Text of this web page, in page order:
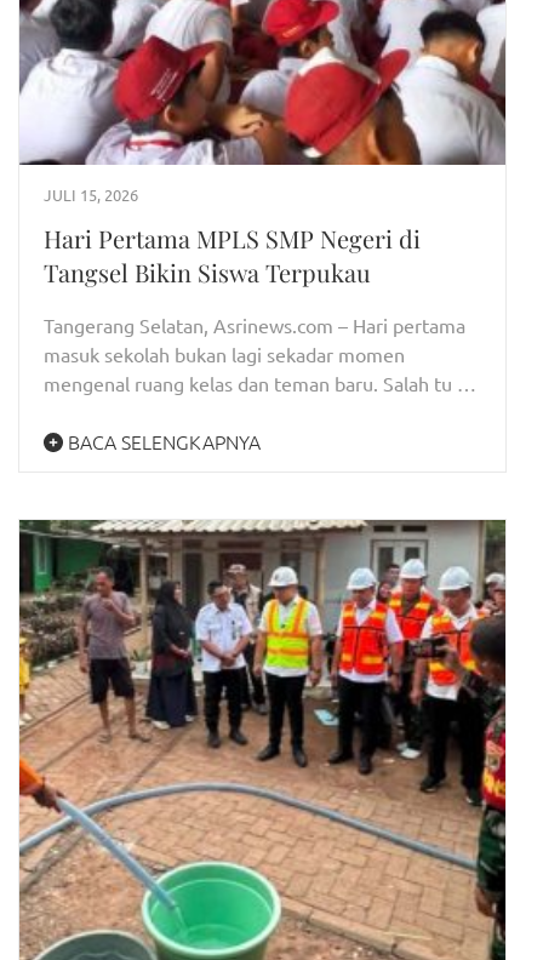
JULI 15, 2026
Hari Pertama MPLS SMP Negeri di
Tangsel Bikin Siswa Terpukau
Tangerang Selatan, Asrinews.com – Hari pertama
masuk sekolah bukan lagi sekadar momen
mengenal ruang kelas dan teman baru. Salah tu …
BACA SELENGKAPNYA